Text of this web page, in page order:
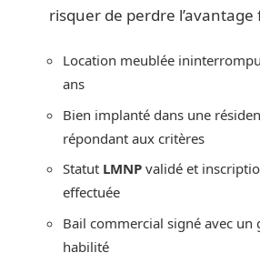
risquer de perdre l’avantage
Location meublée
ans
Bien implanté dans une
répondant aux critères
Statut LMNP validé et
effectuée
Bail commercial signé avec un
habilité